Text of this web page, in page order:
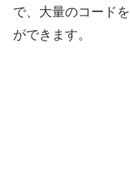
で、大量のコード
ができます。